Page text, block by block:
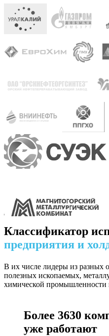
Классификатор
предприятия и
В их числе лидеры из разных
полезных ископаемых,
химической промышленности
Более 3630
уже работают